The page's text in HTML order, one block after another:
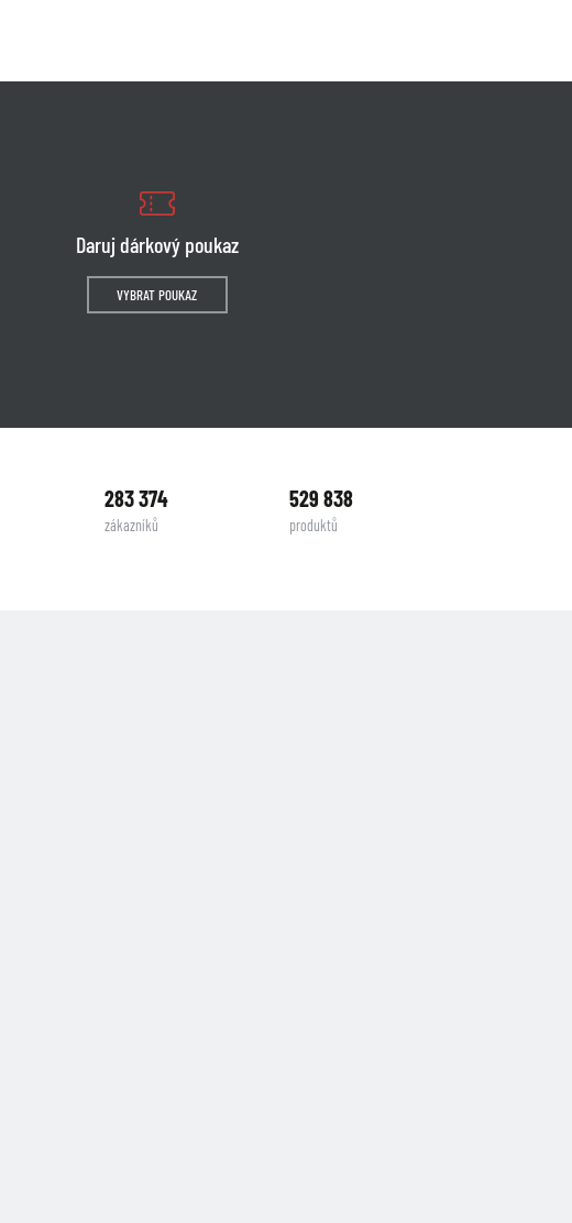
Daruj dárkový poukaz
VYBRAT POUKAZ
283 374
zákazníků
529 838
produktů